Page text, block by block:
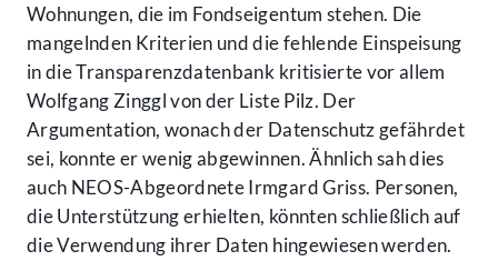
Wohnungen, die im Fondseigentum stehen. Die
mangelnden Kriterien und die fehlende Einspeisung
in die Transparenzdatenbank kritisierte vor allem
Wolfgang Zinggl von der Liste Pilz. Der
Argumentation, wonach der Datenschutz gefährdet
sei, konnte er wenig abgewinnen. Ähnlich sah dies
auch NEOS-Abgeordnete Irmgard Griss. Personen,
die Unterstützung erhielten, könnten schließlich auf
die Verwendung ihrer Daten hingewiesen werden.